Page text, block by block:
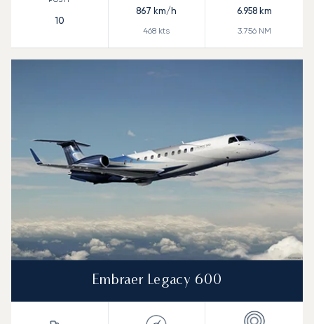
10
867 km/h
468 kts
6.958km
3.756NM
Embraer Legacy 600